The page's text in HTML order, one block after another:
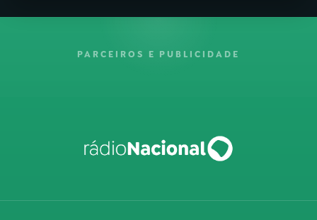
PARCEIROS E PUBLICIDADE